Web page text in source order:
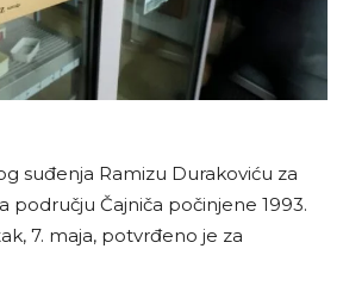
suđenja Ramizu Durakoviću za
području Čajniča počinjene 1993.
7. maja, potvrđeno je za